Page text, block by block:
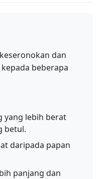
dan
beberapa
yang lebih berat
betul.
daripada papan
panjang dan